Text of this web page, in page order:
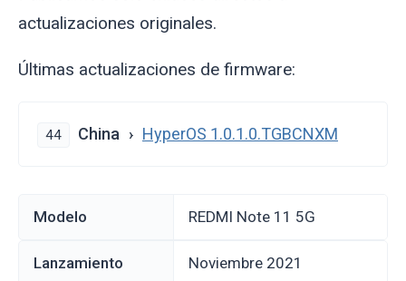
actualizaciones originales.
Últimas actualizaciones de firmware:
44 China HyperOS 1.0.1.0.TGBCNXM
Modelo REDMI Note 11 5G
Lanzamiento noviembre 2021